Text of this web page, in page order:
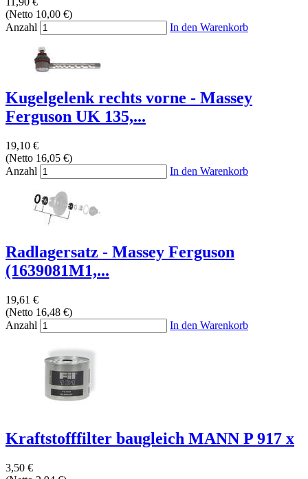
(Netto 10,00 €)
Anzahl
In den Warenkorb
Kugelgelenk rechts vorne - Massey
Ferguson UK 135,...
19,10 €
(Netto 16,05 €)
Anzahl
In den Warenkorb
Radlagersatz - Massey Ferguson
(1639081M1,...
19,61 €
(Netto 16,48 €)
Anzahl
In den Warenkorb
Kraftstofffilter baugleich MANN P 917 x
3,50 €